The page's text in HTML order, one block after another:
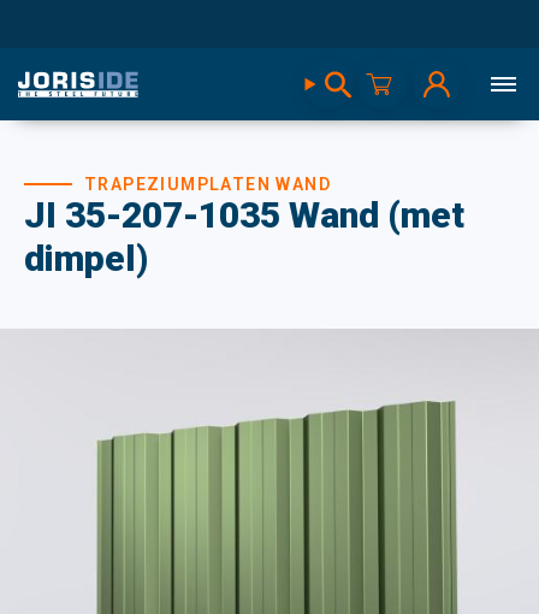
JI 35-207-1035 Wand (met
dimpel)
TRAPEZIUMPLATEN WAND